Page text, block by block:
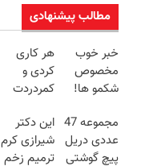
مطالب پیشنهادی
خبر خوب
مخصوص
شکمو ها!
روش لاغری
معرفی شد
هر کاری
کردی و
کمردردت
پر کردن
پرسشنامه و
دریافت راه
مجموعه 47
عددی دریل
پیچ گوشتی
این دکتر
شیرازی کرم
ترمیم زخم